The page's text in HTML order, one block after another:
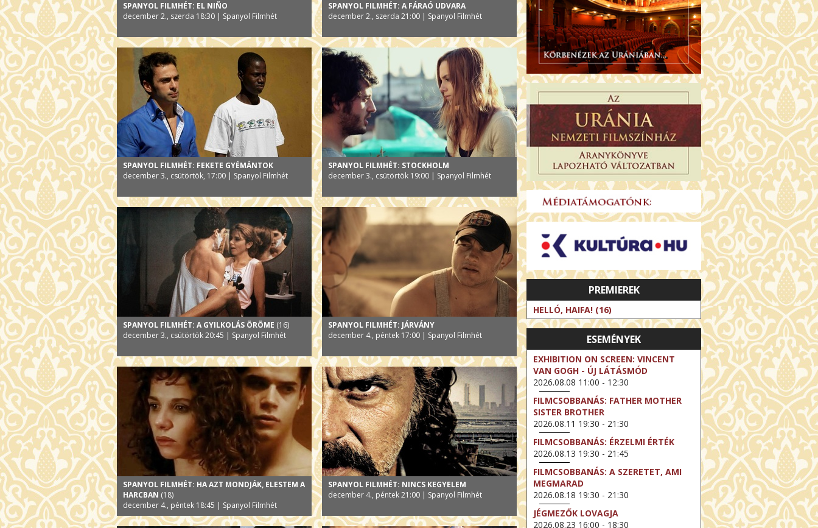
SPANYOL FILMHÉT: EL NIÑO
december 2., szerda 18:30 | Spanyol Filmhét
SPANYOL FILMHÉT: A FÁRAÓ UDVARA
december 2., szerda 21:00 | Spanyol Filmhét
SPANYOL FILMHÉT: FEKETE GYÉMÁNTOK
december 3., csütörtök, 17:00 | Spanyol Filmhét
SPANYOL FILMHÉT: STOCKHOLM
december 3., csütörtök 19:00 | Spanyol Filmhét
SPANYOL FILMHÉT: A GYILKOLÁS ÖRÖME (16)
december 3., csütörtök 20:45 | Spanyol Filmhét
SPANYOL FILMHÉT: JÁRVÁNY
december 4., péntek 17:00 | Spanyol Filmhét
SPANYOL FILMHÉT: HA AZT MONDJÁK, ELESTEM A
HARCBAN (18)
december 4., péntek 18:45 | Spanyol Filmhét
SPANYOL FILMHÉT: NINCS KEGYELEM
december 4., péntek 21:00 | Spanyol Filmhét
PREMIEREK
HELLÓ, HAIFA! (16)
ESEMÉNYEK
EXHIBITION ON SCREEN: VINCENT
VAN GOGH - ÚJ LÁTÁSMÓD
2026.08.08 11:00 - 12:30
FILMCSOBBANÁS: FATHER MOTHER
SISTER BROTHER
2026.08.11 19:30 - 21:30
FILMCSOBBANÁS: ÉRZELMI ÉRTÉK
2026.08.13 19:30 - 21:45
FILMCSOBBANÁS: A SZERETET, AMI
MEGMARAD
2026.08.18 19:30 - 21:30
JÉGMEZŐK LOVAGJA
2026.08.23 16:00 - 18:30